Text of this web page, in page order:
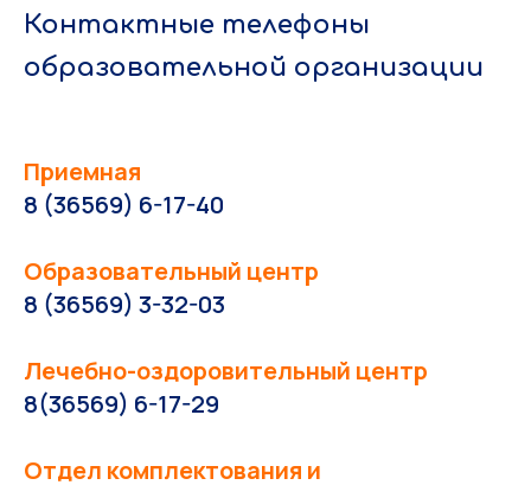
Контактные телефоны
образовательной организации
Приемная
8 (36569) 6-17-40
Образовательный центр
8 (36569) 3-32-03
Лечебно-оздоровительный центр
8(36569) 6-17-29
Отдел комплектования и